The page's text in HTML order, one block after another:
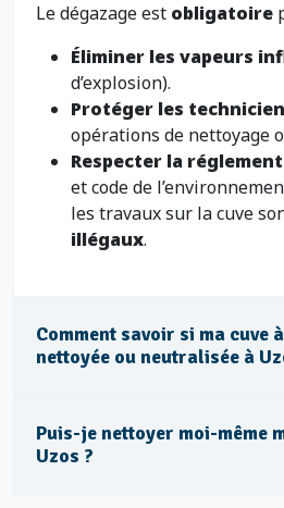
Le dégazage est obligatoire
Éliminer les vapeurs
d’explosion).
Protéger les
opérations de nettoyage
Respecter la
et code de
les travaux sur la cuve
illégaux.
Comment savoir si ma cuve
nettoyée ou neutralisée à
Puis-je nettoyer moi-même
Uzos ?